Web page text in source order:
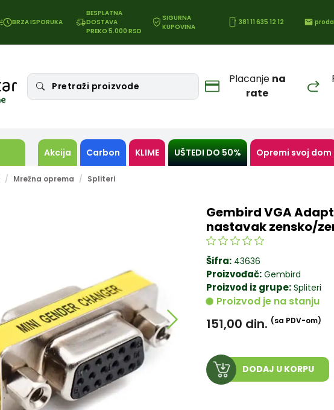
BRZA ISPORUKA
BESPLATNA
DOSTAVA
PREKO 5.000 RSD
SIGURNA
KUPOVINA
381 11 635 12 12
Placanje na
rate
Akcija Carbon KLIME UŠTEDI DO 50% Opremi svoj dom
Mrežna oprema Spliteri
Gembird VGA
nastavak zensko/
Šifra: 43636
Proizvođač: Gembird
Proizvod iz grupe: Spliteri
Proizvod je na stanju
151,00 din. (sa PDV-om)
DODAJ U KORPU